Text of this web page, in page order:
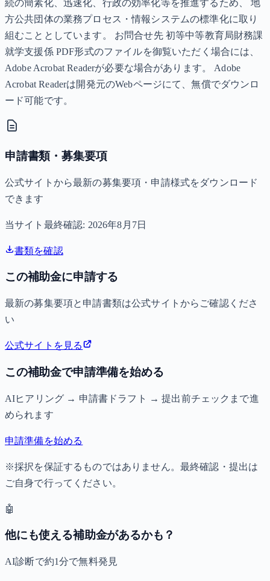
続の簡素化、迅速化、行政の効率化等を推進するため、 地
方公共団体の業務プロセス・情報システムの標準化に取り
組むこととしています。 お問合せ先 初等中等教育局財務課
就学支援係 PDF形式のファイルを御覧いただく場合には、
Adobe Acrobat Readerが必要な場合があります。 Adobe
Acrobat Readerは開発元のWebページにて、無償でダウンロ
ード可能です。
申請書類・募集要項
公式サイトから最新の募集要項・申請様式をダウンロード
できます
当サイト最終確認: 2026年8月7日
書類を確認
この補助金に申請する
最新の募集要項と申請書類は公式サイトからご確認くださ
い
公式サイトを見る
この補助金で申請準備を始める
AIヒアリング → 申請書ドラフト → 提出前チェックまで進
められます
申請準備を始める
※採択を保証するものではありません。最終確認・提出は
ご自身で行ってください。
🤖
他にも使える補助金があるかも？
AI診断で約1分で無料発見